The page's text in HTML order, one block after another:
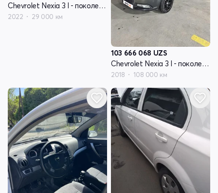
Chevrolet Nexia 3 I - поколение
2022 29 000 км
103 666 068 UZS
Chevrolet Nexia 3 I - поколение
2018 108 000 км